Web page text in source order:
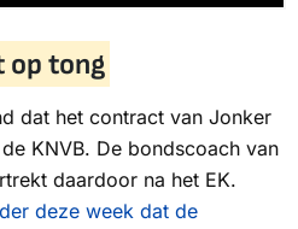
op tong
dat het contract van Jonker
KNVB. De bondscoach van
daardoor na het EK.
deze week dat de